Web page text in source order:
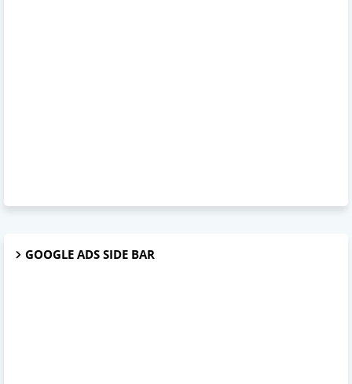
GOOGLE ADS SIDE BAR